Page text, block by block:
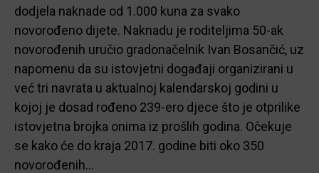
dodjela naknade od 1.000 kuna za svako
novorođeno dijete. Naknadu je roditeljima 50-ak
novorođenih uručio gradonačelnik Ivan Bosančić, uz
napomenu da su istovjetni događaji organizirani u
već tri navrata u aktualnoj kalendarskoj godini u
kojoj je dosad rođeno 239-ero djece što je otprilike
istovjetna brojka onima iz prošlih godina. Očekuje
se kako će do kraja 2017. godine biti oko 350
novorođenih…